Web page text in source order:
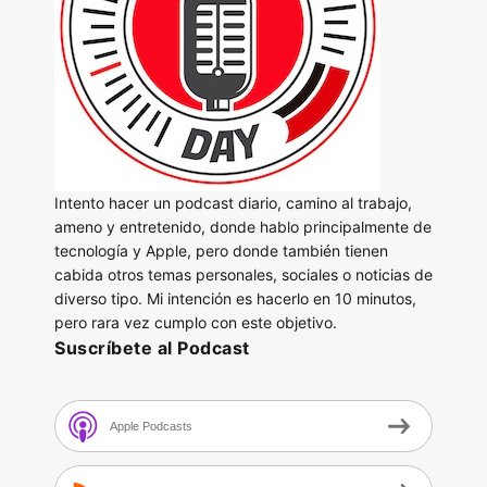
Intento hacer un podcast diario, camino al trabajo,
ameno y entretenido, donde hablo principalmente de
tecnología y Apple, pero donde también tienen
cabida otros temas personales, sociales o noticias de
diverso tipo. Mi intención es hacerlo en 10 minutos,
pero rara vez cumplo con este objetivo.
Suscríbete al Podcast
Apple Podcasts